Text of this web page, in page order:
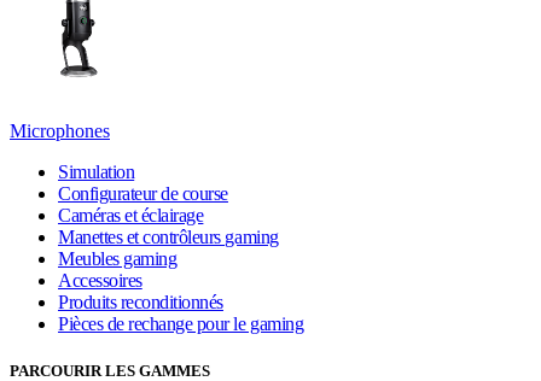
Microphones
Simulation
Configurateur de course
Caméras et éclairage
Manettes et contrôleurs gaming
Meubles gaming
Accessoires
Produits reconditionnés
Pièces de rechange pour le gaming
PARCOURIR LES GAMMES